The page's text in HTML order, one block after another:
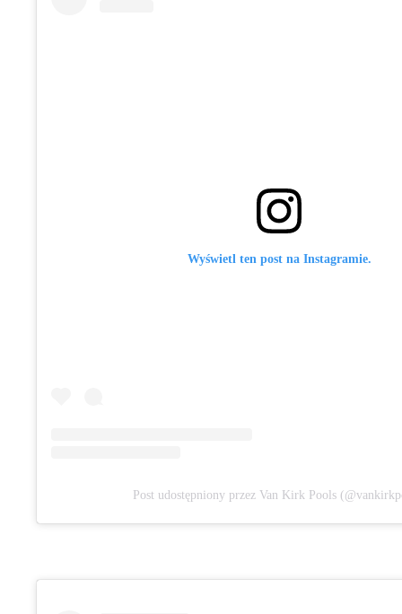
Wyświetl ten post na Instagramie.
Post udostępniony przez Van Kirk Pools